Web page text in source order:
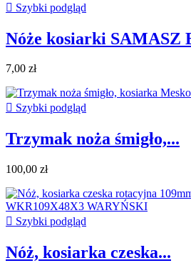
 Szybki podgląd
Nóże kosiarki SAMASZ
7,00 zł
 Szybki podgląd
Trzymak noża śmigło,...
100,00 zł
 Szybki podgląd
Nóż, kosiarka czeska...